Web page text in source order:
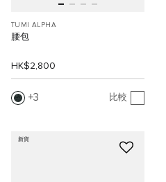
TUMI ALPHA
腰包
HK$2,800
3 比較
新貨